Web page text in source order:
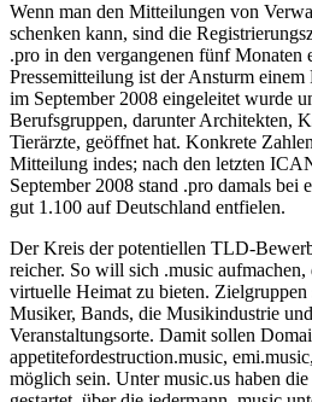
Wenn man den Mitteilungen von
schenken kann, sind die
.pro in den vergangenen fünf Monaten
Pressemitteilung ist der Ansturm
im September 2008 eingeleitet wurde
Berufsgruppen, darunter Architekten,
Tierärzte, geöffnet hat. Konkrete
Mitteilung indes; nach den letzten
September 2008 stand .pro damals
gut 1.100 auf Deutschland entfielen.
Der Kreis der potentiellen TLD-
reicher. So will sich .music
virtuelle Heimat zu bieten. Zielgruppen
Musiker, Bands, die Musikindustrie
Veranstaltungsorte. Damit sollen
appetitefordestruction.music,
möglich sein. Unter music.us haben